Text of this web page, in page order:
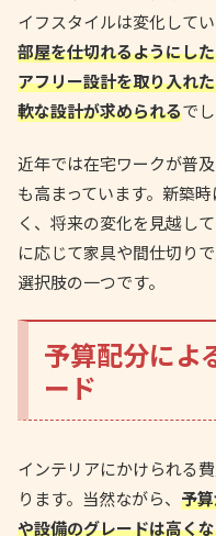
イフスタイルは変化してい
部屋を仕切れるようにし
アフリー設計を取り入れ
軟な設計が求められるでし
近年では在宅ワークが普
も高まっています。新築
く、将来の変化を見越し
に応じて家具や間仕切り
選択肢の一つです。
予算配分によ
ード
インテリアにかけられる
ります。当然ながら、 予
や設備のグレードは高く